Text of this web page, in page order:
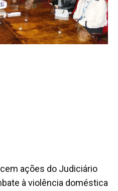
ações do Judiciário
à violência doméstica